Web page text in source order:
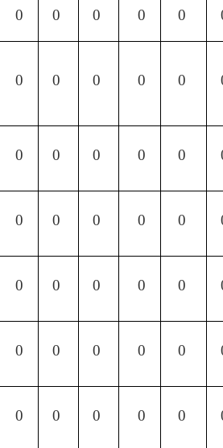
0 0 0 0 0
0 0 0 0 0
0 0 0 0 0
0 0 0 0 0
0 0 0 0 0
0 0 0 0 0
0 0 0 0 0